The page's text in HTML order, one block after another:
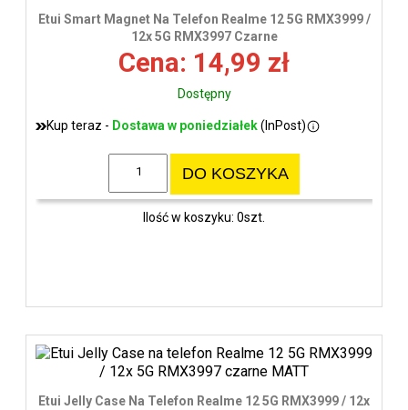
Etui Smart Magnet Na Telefon Realme 12 5G RMX3999 /
12x 5G RMX3997 Czarne
Cena: 14,99 zł
Dostępny
Kup teraz - Dostawa w poniedziałek(InPost)
DO KOSZYKA
Ilość w koszyku: 0szt.
Etui Jelly Case Na Telefon Realme 12 5G RMX3999 / 12x